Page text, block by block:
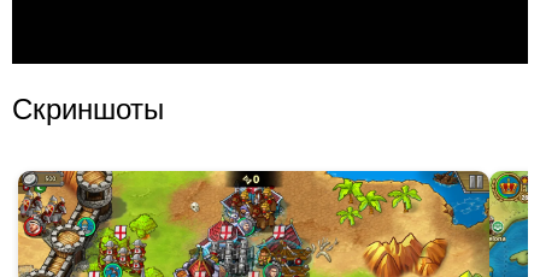
Скриншоты